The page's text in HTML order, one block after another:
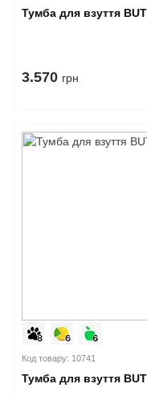
Тумба для взуття
3.570 грн
Код товару: 10741
Тумба для взуття